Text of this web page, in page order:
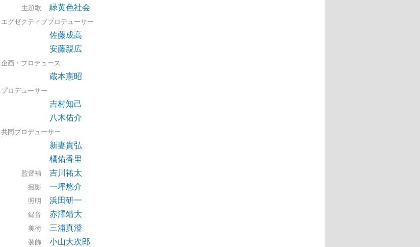
主題歌 緑黄色社会
エグゼクティブプロデューサー
佐藤成高
安藤親広
企画・プロデュース
蔵本憲昭
プロデューサー
吉村知己
八木佑介
共同プロデューサー
新妻貴弘
橘佑香里
監督補 吉川祐太
撮影 一坪悠介
照明 浜田研一
録音 赤澤靖大
美術 三浦真澄
装飾 小山大次郎